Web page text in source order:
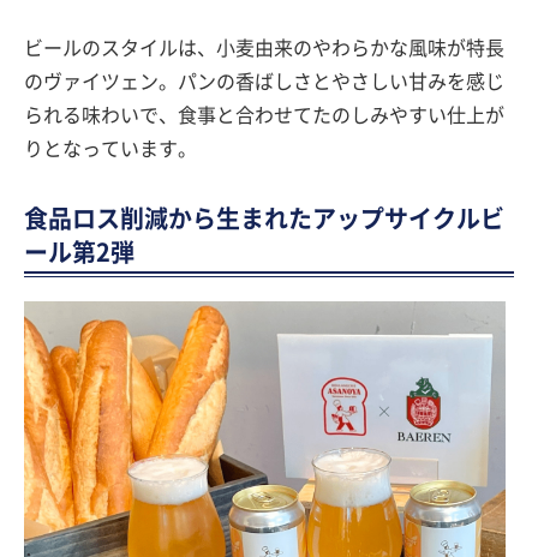
ビールのスタイルは、小麦由来のやわらかな風味が特長
のヴァイツェン。パンの香ばしさとやさしい甘みを感じ
られる味わいで、食事と合わせてたのしみやすい仕上が
りとなっています。
食品ロス削減から生まれたアップサイクルビ
ール第2弾